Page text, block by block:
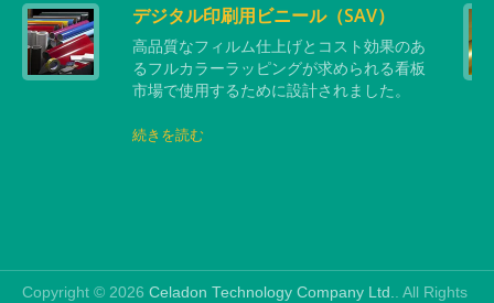
デジタル印刷用ビニール（SAV）
高品質なフィルム仕上げとコスト効果のあ
るフルカラーラッピングが求められる看板
市場で使用するために設計されました。
続きを読む
Copyright © 2026 Celadon Technology Company Ltd.. All Rights